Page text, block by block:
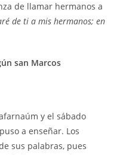
de llamar hermanos a
de ti a mis hermanos; en
san Marcos
y el sábado
a enseñar. Los
sus palabras, pues